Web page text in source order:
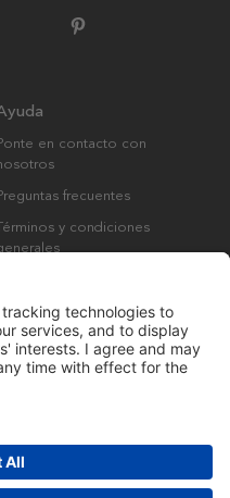
en contacto con
frecuentes
y condiciones
2023. Todos los derechos